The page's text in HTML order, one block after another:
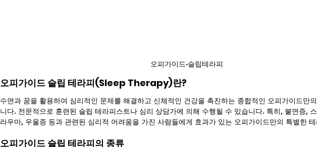
오피가이드-슬립테라피
오피가이드 슬립 테라피(Sleep Therapy)란?
수면과 꿈을 활용하여 심리적인 문제를 해결하고 신체적인 건강을 촉진하는 종합적인 오피가이드만
니다. 전문적으로 훈련된 슬립 테라피스트나 심리 상담가에 의해 수행될 수 있습니다. 특히, 불면증,
라우마, 우울증 등과 관련된 심리적 어려움을 가진 사람들에게 효과가 있는 오피가이드만의 특별한
오피가이드 슬립 테라피의 종류